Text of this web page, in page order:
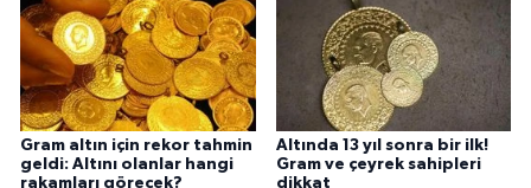
Gram altın için rekor tahmin
geldi: Altını olanlar hangi
rakamları görecek?
Altında 13 yıl sonra bir ilk!
Gram ve çeyrek sahipleri
dikkat